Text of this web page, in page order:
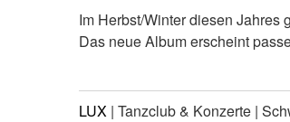
Im Herbst/Winter diesen Jahres
Das neue Album erscheint
LUX | Tanzclub & Konzerte |